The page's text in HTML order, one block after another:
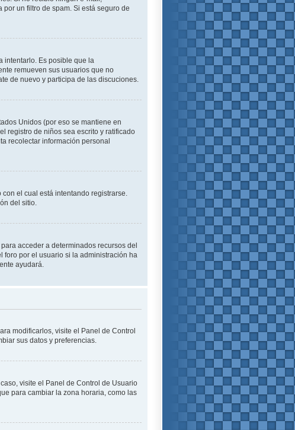
un filtro de spam. Si está seguro de
intentarlo. Es posible que la
remueven sus usuarios que no
de nuevo y participa de las discuciones.
Unidos (por eso se mantiene en
registro de niños sea escrito y ratificado
recolectar información personal
el cual está intentando registrarse.
del sitio.
acceder a determinados recursos del
foro por el usuario si la administración ha
ayudará.
modificarlos, visite el Panel de Control
sus datos y preferencias.
visite el Panel de Control de Usuario
para cambiar la zona horaria, como las